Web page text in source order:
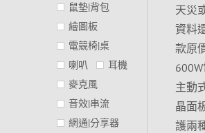
天災
資料
款原
主動
晶面
護兩
鼠墊|背包
繪圖板
電競椅|桌
喇叭
耳機
麥克風
音效|串流
網通|分享器